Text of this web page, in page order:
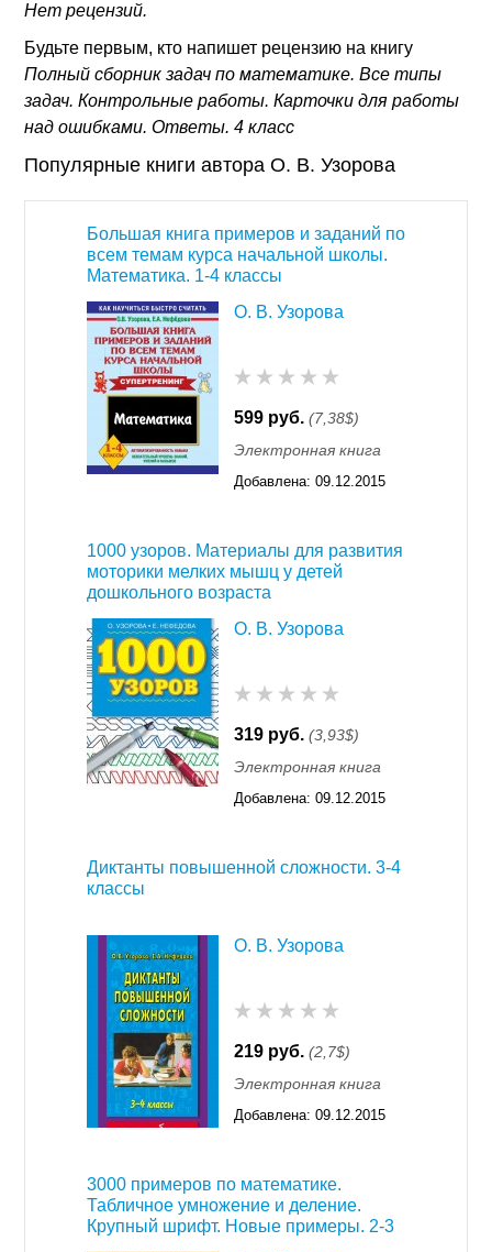
Нет рецензий.
Будьте первым, кто напишет рецензию на книгу
Полный сборник задач по математике. Все типы
задач. Контрольные работы. Карточки для работы
над ошибками. Ответы. 4 класс
Популярные книги автора О. В. Узорова
Большая книга примеров и заданий по
всем темам курса начальной школы.
Математика. 1-4 классы
О. В. Узорова
599 руб. (7,38$)
Электронная книга
Добавлена: 09.12.2015
1000 узоров. Материалы для развития
моторики мелких мышц у детей
дошкольного возраста
О. В. Узорова
319 руб. (3,93$)
Электронная книга
Добавлена: 09.12.2015
Диктанты повышенной сложности. 3-4
классы
О. В. Узорова
219 руб. (2,7$)
Электронная книга
Добавлена: 09.12.2015
3000 примеров по математике.
Табличное умножение и деление.
Крупный шрифт. Новые примеры. 2-3